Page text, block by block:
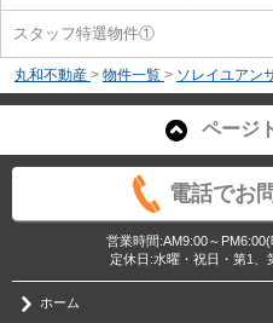
スタッフ特選物件①
丸和不動産 > 物件一覧 > ソレイユアン
ページ
電話でお
営業時間:AM9:00～
定休日:水曜・祝日・第1、
ホーム